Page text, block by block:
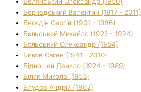
Бернадський Валентин (1917 - 2011)
Бесєдін Сергій (1901 - 1996)
Бєльський Михайло (1922 - 1994)
Бєльський Олександр (1954)
Биков Євген (1941 - 2010)
Бідношей Данило (1924 - 1989)
Білик Микола (1953)
Блудов Андрій (1962)